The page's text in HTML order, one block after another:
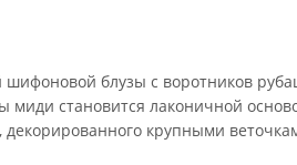
блузы с воротников
становится лаконичной
крупными